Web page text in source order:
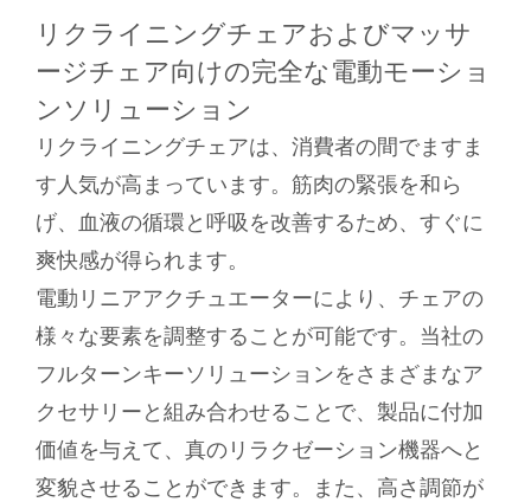
リクライニングチェアおよびマッサ
ージチェア向けの完全な電動モーショ
ンソリューション
リクライニングチェアは、消費者の間でますま
す人気が高まっています。筋肉の緊張を和ら
げ、血液の循環と呼吸を改善するため、すぐに
爽快感が得られます。
電動リニアアクチュエーターにより、チェアの
様々な要素を調整することが可能です。当社の
フルターンキーソリューションをさまざまなア
クセサリーと組み合わせることで、製品に付加
価値を与えて、真のリラクゼーション機器へと
変貌させることができます。また、高さ調節が